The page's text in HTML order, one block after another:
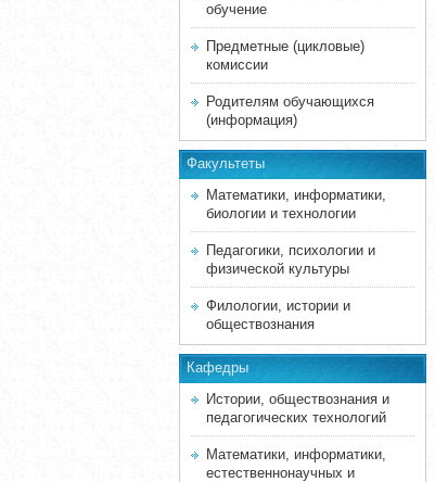
обучение
Предметные (цикловые)
комиссии
Родителям обучающихся
(информация)
Факультеты
Математики, информатики,
биологии и технологии
Педагогики, психологии и
физической культуры
Филологии, истории и
обществознания
Кафедры
Истории, обществознания и
педагогических технологий
Математики, информатики,
естественнонаучных и